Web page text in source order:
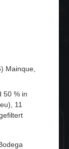
Mainque,
50 % in
11